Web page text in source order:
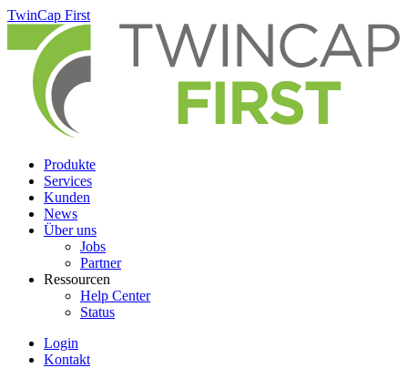
Skip
main
content
TwinCap First
Produkte
Services
Kunden
News
Über uns
Jobs
Partner
Ressourcen
Help Center
Status
Login
Kontakt